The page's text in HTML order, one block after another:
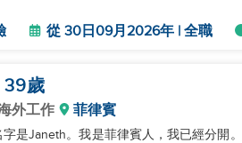
從 30日09月2026年 | 全職
39歲
外工作 菲律賓
字是Janeth。我是菲律賓人，我已經分開